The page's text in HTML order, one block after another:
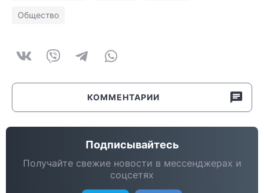
Общество
КОММЕНТАРИИ
Подписывайтесь
Получайте свежие новости в мессенджерах и
соцсетях